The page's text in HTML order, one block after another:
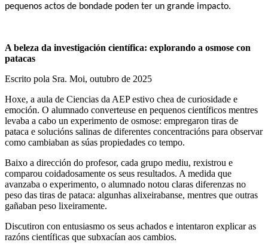
pequenos actos de bondade poden ter un grande impacto.
A beleza da investigación científica: explorando a osmose con
patacas
Escrito pola Sra. Moi, outubro de 2025
Hoxe, a aula de Ciencias da AEP estivo chea de curiosidade e
emoción. O alumnado converteuse en pequenos científicos mentres
levaba a cabo un experimento de osmose: empregaron tiras de
pataca e solucións salinas de diferentes concentracións para observar
como cambiaban as súas propiedades co tempo.
Baixo a dirección do profesor, cada grupo mediu, rexistrou e
comparou coidadosamente os seus resultados. A medida que
avanzaba o experimento, o alumnado notou claras diferenzas no
peso das tiras de pataca: algunhas alixeirabanse, mentres que outras
gañaban peso lixeiramente.
Discutiron con entusiasmo os seus achados e intentaron explicar as
razóns científicas que subxacían aos cambios.